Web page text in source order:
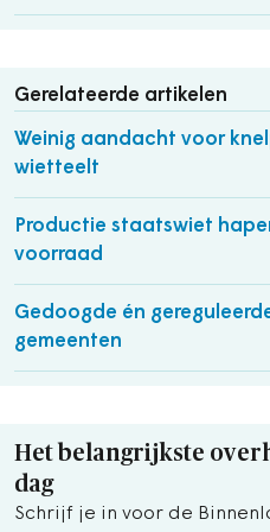
Gerelateerde artikelen
Weinig aandacht voor
wietteelt
Productie staatswiet
voorraad
Gedoogde én
gemeenten
Het belangrijkste
dag
Schrijf je in voor de